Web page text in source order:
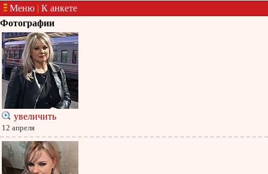
Меню | К анкете
Фотографии
увеличить
12 апреля